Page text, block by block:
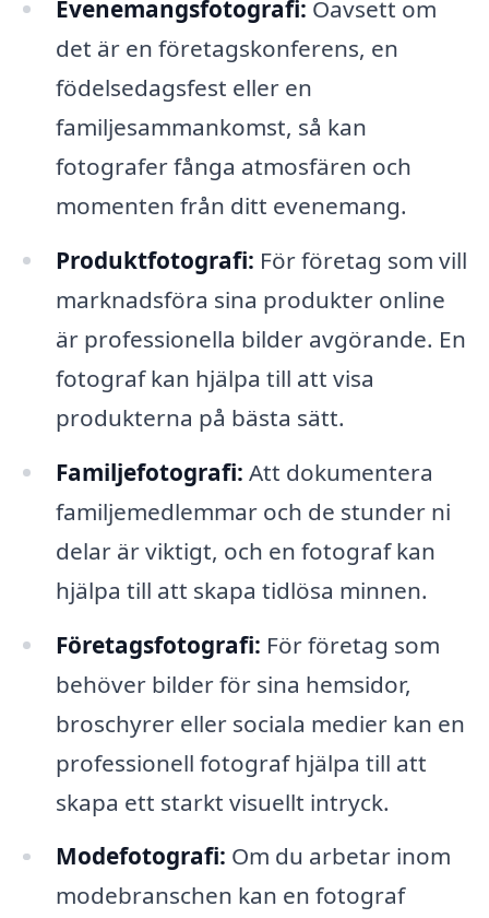
Evenemangsfotografi: Oavsett om
det är en företagskonferens, en
födelsedagsfest eller en
familjesammankomst, så kan
fotografer fånga atmosfären och
momenten från ditt evenemang.
Produktfotografi: För företag som vill
marknadsföra sina produkter online
är professionella bilder avgörande. En
fotograf kan hjälpa till att visa
produkterna på bästa sätt.
Familjefotografi: Att dokumentera
familjemedlemmar och de stunder ni
delar är viktigt, och en fotograf kan
hjälpa till att skapa tidlösa minnen.
Företagsfotografi: För företag som
behöver bilder för sina hemsidor,
broschyrer eller sociala medier kan en
professionell fotograf hjälpa till att
skapa ett starkt visuellt intryck.
Modefotografi: Om du arbetar inom
modebranschen kan en fotograf